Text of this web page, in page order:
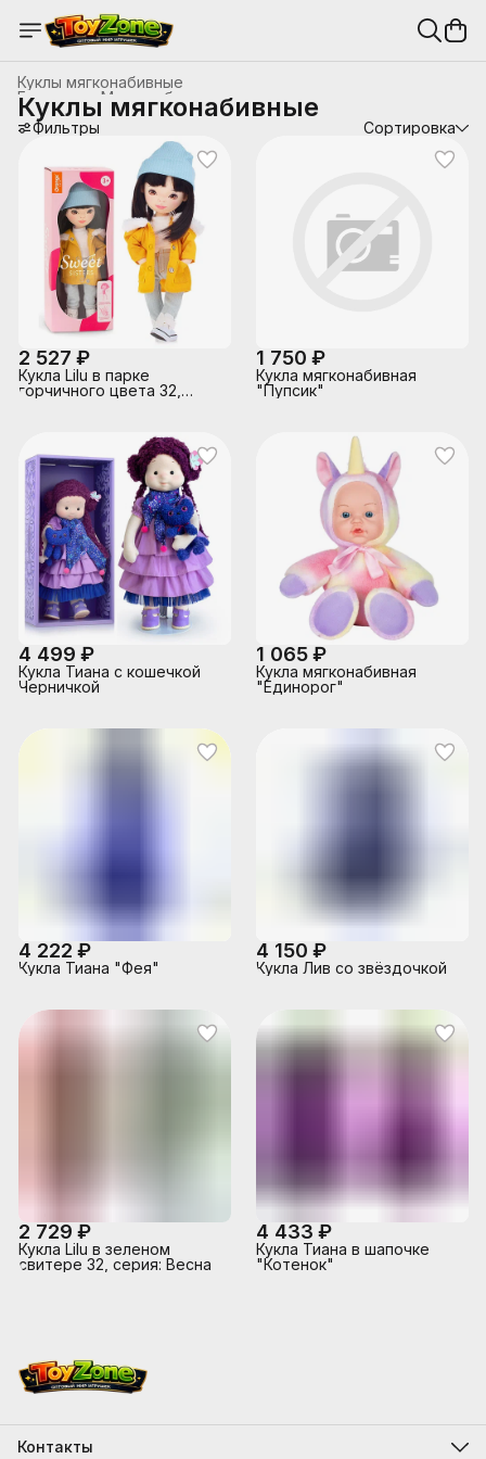
Куклы мягконабивные
Мягконабивные игрушки и аксессуары
Главная
Куклы мягконабивные
Фильтры Сортировка
2 527 ₽
Кукла Lilu в парке
горчичного цвета 32,
1 750 ₽
Кукла мягконабивная
"Пупсик"
4 499 ₽
Кукла Тиана с кошечкой
Черничкой
1 065 ₽
Кукла мягконабивная
"Единорог"
4 222 ₽
Кукла Тиана "Фея"
4 150 ₽
Кукла Лив со звёздочкой
2 729 ₽
Кукла Lilu в зеленом
свитере 32, серия: Весна
4 433 ₽
Кукла Тиана в шапочке
"Котенок"
Контакты